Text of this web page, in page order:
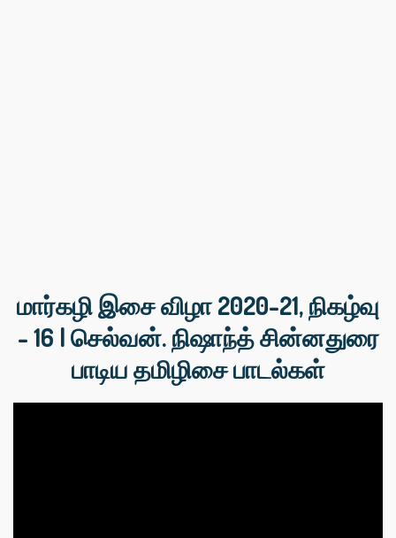
மார்கழி இசை விழா 2020-21, நிகழ்வு
- 16 | செல்வன். நிஷாந்த் சின்னதுரை
பாடிய தமிழிசை பாடல்கள்